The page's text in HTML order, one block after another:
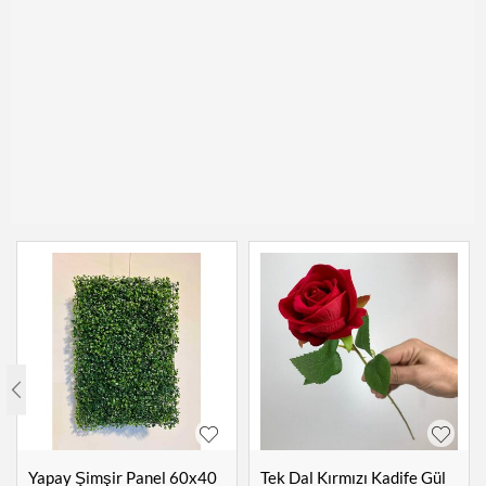
Yapay Şimşir Panel 60x40
Tek Dal Kırmızı Kadife Gül